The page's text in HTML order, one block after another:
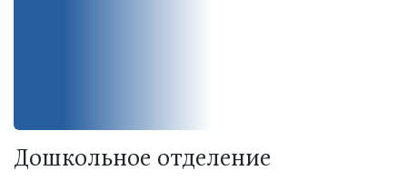
Дошкольное отделение